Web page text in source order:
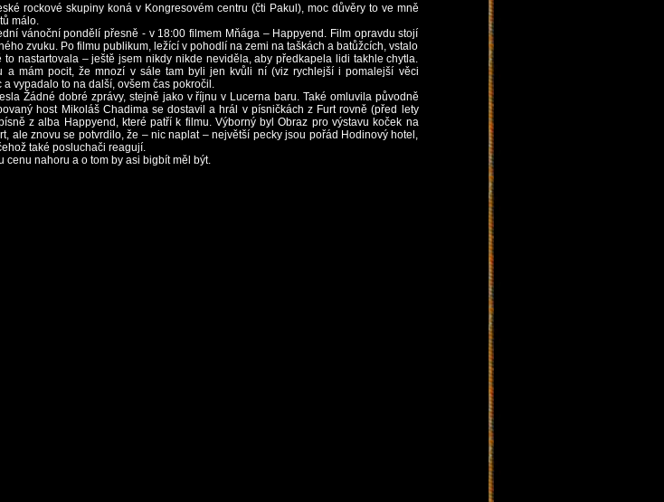
rockové skupiny koná v Kongresovém centru (čti Pakul), moc důvěry to ve mně
málo.
vánoční pondělí přesně - v 18:00 filmem Mňága – Happyend. Film opravdu stojí
zvuku. Po filmu publikum, ležící v pohodlí na zemi na taškách a batůžcích, vstalo
nastartovala – ještě jsem nikdy nikde neviděla, aby předkapela lidi takhle chytla.
a mám pocit, že mnozí v sále tam byli jen kvůli ní (viz rychlejší i pomalejší věci
vypadalo to na další, ovšem čas pokročil.
Žádné dobré zprávy, stejně jako v říjnu v Lucerna baru. Také omluvila původně
host Mikoláš Chadima se dostavil a hrál v písničkách z Furt rovně (před lety
z alba Happyend, které patří k filmu. Výborný byl Obraz pro výstavu koček na
ale znovu se potvrdilo, že – nic naplat – největší pecky jsou pořád Hodinový hotel,
také posluchači reagují.
cenu nahoru a o tom by asi bigbít měl být.